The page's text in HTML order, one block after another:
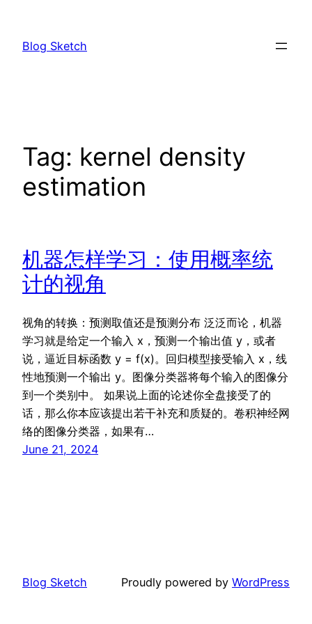
content
Blog Sketch
Tag: kernel density
estimation
机器怎样学习：使用概率统
计的视角
视角的转换：预测取值还是预测分布 泛泛而论，机器
学习就是给定一个输入 x，预测一个输出值 y，或者
说，逼近目标函数 y = f(x)。回归模型接受输入 x，线
性地预测一个输出 y。图像分类器将每个输入的图像分
到一个类别中。 如果说上面的论述你全盘接受了的
话，那么你本应该提出若干补充和质疑的。卷积神经网
络的图像分类器，如果有…
June 21, 2024
Blog Sketch Proudly powered by WordPress